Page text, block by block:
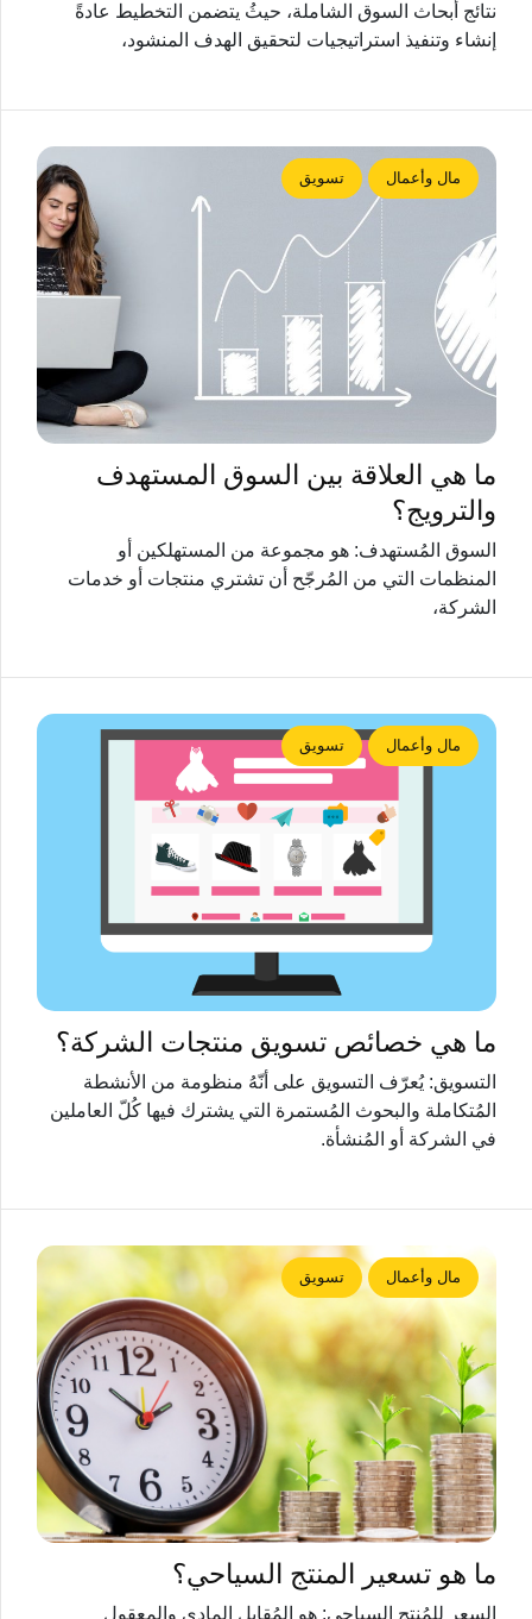
نتائج أبحاث السوق الشاملة، حيثُ يتضمن التخطيط عادةً
إنشاء وتنفيذ استراتيجيات لتحقيق الهدف المنشود،
مال وأعمال تسويق
ما هي العلاقة بين السوق المستهدف
والترويج؟
السوق المُستهدف: هو مجموعة من المستهلكين أو
المنظمات التي من المُرجّح أن تشتري منتجات أو خدمات
الشركة،
مال وأعمال تسويق
ما هي خصائص تسويق منتجات الشركة؟
التسويق: يُعرّف التسويق على أنّهُ منظومة من الأنشطة
المُتكاملة والبحوث المُستمرة التي يشترك فيها كُلّ العاملين
في الشركة أو المُنشأة.
مال وأعمال تسويق
ما هو تسعير المنتج السياحي؟
السعر للمُنتج السياحي: هو المُقابل المادي والمعقول